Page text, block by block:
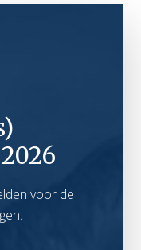
voor de